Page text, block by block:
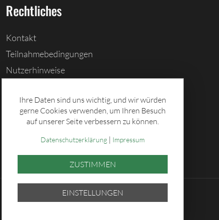
Rechtliches
Kontakt
Teilnahmebedingungen
Nutzerhinweise
Cookies löschen
Datenschutz
© 2026 Sächsische Lotto-GmbH
Ihre Daten sind uns wichtig, und wir würden
gerne Cookies verwenden, um Ihren Besuch
auf unserer Seite verbessern zu können.
Datenschutzerklärung| Impressum
ZUSTIMMEN
EINSTELLUNGEN